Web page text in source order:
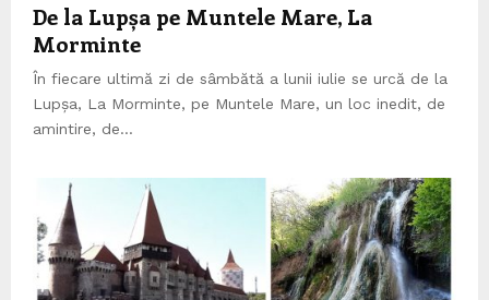
De la Lupșa pe Muntele Mare, La
Morminte
În fiecare ultimă zi de sâmbătă a lunii iulie se urcă de la
Lupșa, La Morminte, pe Muntele Mare, un loc inedit, de
amintire, de...